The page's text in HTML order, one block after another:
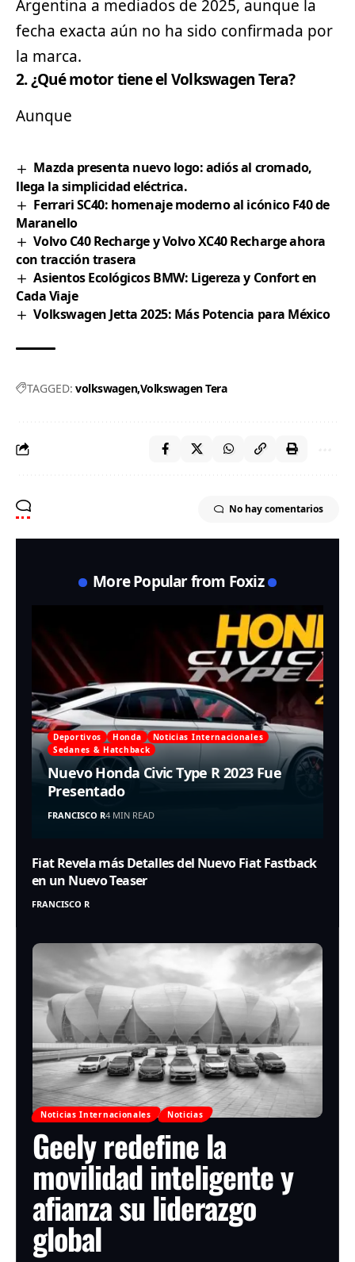
Argentina a mediados de 2025, aunque la
fecha exacta aún no ha sido confirmada por
la marca.
2. ¿Qué motor tiene el Volkswagen Tera?
Aunque
Mazda presenta nuevo logo: adiós al cromado,
llega la simplicidad eléctrica.
Ferrari SC40: homenaje moderno al icónico F40 de
Maranello
Volvo C40 Recharge y Volvo XC40 Recharge ahora
con tracción trasera
Asientos Ecológicos BMW: Ligereza y Confort en
Cada Viaje
Volkswagen Jetta 2025: Más Potencia para México
TAGGED: volkswagen Volkswagen Tera
No hay comentarios
More Popular from Foxiz
Deportivos Honda
Noticias Internacionales
Sedanes & Hatchback
Nuevo Honda Civic Type R 2023 Fue
Presentado
FRANCISCO R4 MIN READ
Fiat Revela más Detalles del Nuevo Fiat Fastback
en un Nuevo Teaser
FRANCISCO R
Noticias Internacionales Noticias
Geely redefine la
movilidad inteligente y
afianza su liderazgo
global